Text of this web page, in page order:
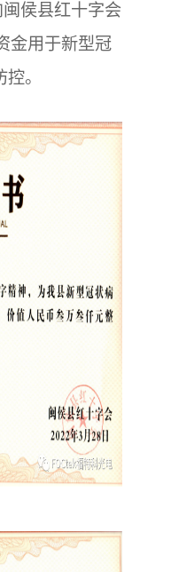
侯县红十字会
金用于新型冠
。